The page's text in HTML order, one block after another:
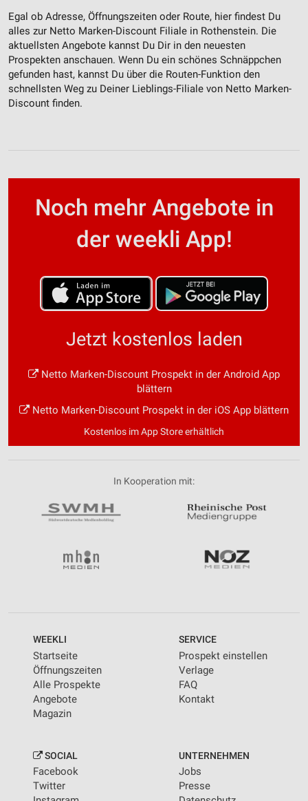
Egal ob Adresse, Öffnungszeiten oder Route, hier findest Du
alles zur Netto Marken-Discount Filiale in Rothenstein. Die
aktuellsten Angebote kannst Du Dir in den neuesten
Prospekten anschauen. Wenn Du ein schönes Schnäppchen
gefunden hast, kannst Du über die Routen-Funktion den
schnellsten Weg zu Deiner Lieblings-Filiale von Netto Marken-
Discount finden.
Noch mehr Angebote in
der weekli App!
Jetzt kostenlos laden
Netto Marken-Discount Prospekt in der Android App
blättern
Netto Marken-Discount Prospekt in der iOS App blättern
Kostenlos im App Store erhältlich
In Kooperation mit:
WEEKLI
Startseite
Öffnungszeiten
Alle Prospekte
Angebote
Magazin
SERVICE
Prospekt einstellen
Verlage
FAQ
Kontakt
SOCIAL
Facebook
Twitter
UNTERNEHMEN
Jobs
Presse